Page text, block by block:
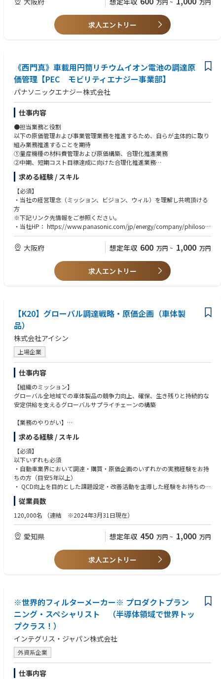
●この仕事を通じて得られること
従来の調達職能とは一線を画した課題解決能力
当社経営幹部や政府関係者との打ち合わせの機会も多く、より俯瞰的な視
・年齢や役職に関係なくフラットに議論・相談・冗談を言い合える職場で
す。
・困難な外部環境の変化にも、落ち込まず、皆で乗り越えようとする気概
があります。
・柔軟な働き方を推奨しており、週1回は在宅勤務を活用しています。
●キャリアパス
・初期配属に関わらず、調達職能内での異動で経験を積むことも可能です
・職能間にまたがった活動が多いため、調達職能でありながら複数職能を
経験するような働き方ができます。
・各種PCスキル（エクセル、PPT,Word)
・各種数値管理が可能な方
【人柄コンピテンシー】
・積極的に数値管理、分析が出来る方。それを関係者と共に解決できる方
・チームマネジメントに関し、積極的にリーダーシップが取れる
・能動的、主体的に活動し、最後までやり遂げる強い意志(やる気)をお持
ちの方
万円 ~ 万円
求人エントリー
《西門真》車載用円筒リチウムイオン電池の調達原
価管理【PEC モビリティエナジー事業部】
パナソニックエナジー株式会社
仕事内容
●担当業務と役割
以下の原価管理および事業管理業務を推進するため、自らが主体的に取り
組み業務推進することを期待
①量産機種の材料費管理および原価構築、合理化推進業務
②中期、短期コスト目標達成に向けた合理化推進業務
●具体的な仕事内容
・国内、海外向けに販売する各種電池の原価低減活動と材料課題の洗い出
しと課題解決に向けた事業推進です。
・加えて、新規種開発における開発購買を担当し、自らが率先して関係者
を巻き込み、課題解決および商品力向上に向けた取り組みを推進して頂き
ます。
・関係部門は多岐にわたる（開発、技術、製造、経理等）ため、各部門へ
の課題発信、折衝が必要です。海外工場とのやり取りもあるため、国際的
な業務展開が可能です。
●この仕事を通じて得られること
・地球規模での問題に向き合っている実感を得ることができます。原価活
・日本を代表する企業で、世界の自動車産業に貢献する貴重な経験を積む
こともできます。多くの自動車メーカーに経済的かつ品質の高い電池を、
適正な価格で安定供給することは、
世界の新しい自動車産業を支えることと同義です。Panasonicの原価管理
職は、その中心的なプレイヤーとして活躍できるポジションです。
・社会を発展させ、より良い社会を実現したいと本気で思う方、是非我々
と一緒に、まだ見ぬ未来を切り拓く、そんな険しくも楽しい道のりを共に
歩みましょう！！
●職場の雰囲気
・比較的若い世代で構成されるチームであり、ほとんどが中途入社者で
・我々とは異なる価値観を持つ欧米顧客と協議、協調する必要があるた
・故に、新しいことに挑戦できる活気のある職場です。実際に自分たちの
手足を動かして、スピード感を持って業務にあたっています。
●キャリアパス
・初期配属の部署の仕事にとどまらず、様々な職務を経験いただいて、総
合的なスキルを身につけられるキャリアパスを用意しています。
求める経験 / スキル
【必須】
・当社の経営理念（ミッション、ビジョン、ウィル）を理解し共鳴頂ける
方
※下記リンク先情報をご参照ください。
・当社HP： https://www.panasonic.com/jp/energy/company/philosop
hy.html
・採用HP： https://energy-sp.panasonic.com/jp/recruit/philosophy
・各種PCスキル（エクセル、PPT,Word)
・各種数値管理が可能な方
【人柄コンピテンシー】
・積極的に数値管理、分析が出来る方。それを関係者と共に解決できる方
・チームマネジメントに関し、積極的にリーダーシップが取れる
・能動的、主体的に活動し、最後までやり遂げる強い意志(やる気)をお持
ちの方
大阪府 想定年収 600 万円 ~ 1,000 万円
求人エントリー
【K20】グローバル調達戦略・原価企画（車体製
品）
株式会社アイシン
上場企業
仕事内容
【組織のミッション】
グローバル全地域での車体製品の競争力向上、確保、生き残りと持続的な
安定供給を支えるグローバルサプライチェーンの構築
【業務のやりがい】
・北米、中国、欧州、インド、アセアンなど海外サプライヤーや調達ロー
カルメンバーと連携した活動をリードすることで、グローバルで活躍する
やりがいを感じることができます。
・多様な車体製品を担当し、金属・樹脂・電子部品など幅広い部品・原材
料に関わることで部材知識と専門性を伸ばせます。
・関連部署、仕入先との連携しながら、様々な情報を収集し、新たな仕組
みを作っていくチャレンジングな業務です。
【業務内容】
・製品：サンルーフ、空力製品、BEV骨格、スライド・スイング・バック
ドアシステム
※担当製品はご経験を踏まえ検討させて頂きます
・役割：グローバルでの購入部材の仕入先開拓、仕入先監査、コスト低減
【具体的な業務内容】
チマーキング調査および原価低減つくり込み活動。
・ 各国の原価比較・分析・低減案の集約と横展活動に基づくグローバル調
達戦略の策定。
求める経験 / スキル
【必須】
以下いずれも必須
・自動車業界において調達・購買・原価企画のいずれかの実務経験をお持
ちの方（目安5年以上）
・ QCD向上を目的とした課題設定・改善活動を主導した経験をお持ちの方
・海外拠点または海外サプライヤーを含む関係者と連携し、プロジェクト
を推進した経験をお持ちの方
・車体製品（サンルーフ、空力製品、BEV骨格、スライド／スイング／バ
ックドアシステム等）に関する知識・経験
・語学 (英語、中国語)
・独禁法や取適法など、関連する法令の知識
・調達としての海外赴任経験
・明るく何事にも前向きで自分事として取り組める人物
・常に関係機能を巻き込みながら主体的に課題解決に取り組む姿勢を持つ
人物
TOEIC600点以上を歓迎
（TOEICスコアに限定せず、同等の語学力があれば歓迎します）
●業務での英語使用
メール／頻繁にある
資料・文書読解／時々ある
従業員数
120,000名 （連結 ※2024年3月31日現在）
愛知県 想定年収 450 万円 ~ 1,000 万円
求人エントリー
※世界的フィルターメーカー※ プロダクトプラン
ニング・スペシャリスト （半導体領域で世界トッ
プクラス！）
インテグリス・ジャパン株式会社
外資系企業
仕事内容